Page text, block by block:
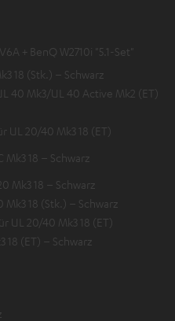
+ BenQ W2710i "5.1-Set"
18 (Stk.) – Schwarz
40 Mk3/UL 40 Active Mk2 (ET)
UL 20/40 Mk3 18 (ET)
Mk3 18 – Schwarz
Mk3 18 – Schwarz
Mk3 18 (Stk.) – Schwarz
UL 20/40 Mk3 18 (ET)
18 (ET) – Schwarz